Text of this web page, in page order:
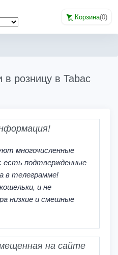
Корзина(0)
в розницу в Tabac
многочисленные
есть подтвержденные
в телеграмме!
и не
низкие и смешные
на сайте